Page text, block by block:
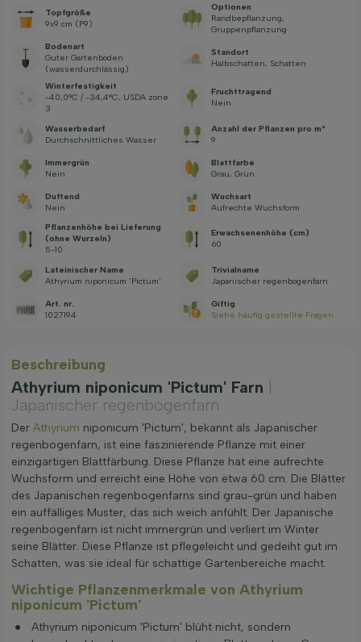
Topfgröße
9x9 cm (P9)
Optionen
Randbepflanzung,
Gruppenpflanzung
Bodenart
Guter Gartenboden
(wasserdurchlässig)
Standort
Halbschatten, Schatten
Winterfestigkeit
-40,0°C / -34,4°C, USDA zone
3
Fruchttragend
Nein
Wasserbedarf
Durchschnittliches Wasser
Anzahl der Pflanzen pro m²
9
Immergrün
Nein
Blattfarbe
Grau, Grün
Duftend
Nein
Wuchsart
Aufrechte Wuchsform
Pflanzenhöhe bei Lieferung
(ohne Wurzeln)
5-10
Erwachsenenhöhe (cm)
60
Lateinischer Name
Athyrium niponicum 'Pictum'
Trivialname
Japanischer regenbogenfarn
Art. nr.
1027194
Giftig
Siehe häufig gestellte Fragen
Beschreibung
Athyrium niponicum 'Pictum' Farn
Japanischer regenbogenfarn
Der Athyrium niponicum 'Pictum', bekannt als Japanischer
regenbogenfarn, ist eine faszinierende Pflanze mit einer
einzigartigen Blattfärbung. Diese Pflanze hat eine aufrechte
Wuchsform und erreicht eine Höhe von etwa 60 cm. Die Blätter
des Japanischen regenbogenfarns sind grau-grün und haben
ein auffälliges Muster, das sich weich anfühlt. Der Japanische
regenbogenfarn ist nicht immergrün und verliert im Winter
seine Blätter. Diese Pflanze ist pflegeleicht und gedeiht gut im
Schatten, was sie ideal für schattige Gartenbereiche macht.
Wichtige Pflanzenmerkmale von Athyrium
niponicum 'Pictum'
Athyrium niponicum 'Pictum' blüht nicht, sondern